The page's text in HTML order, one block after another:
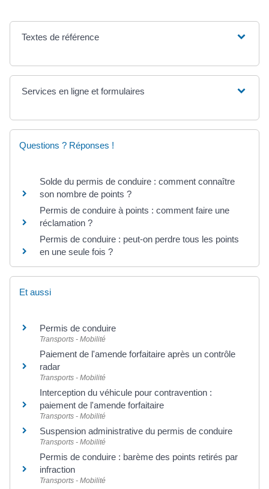
Textes de référence
Services en ligne et formulaires
Questions ? Réponses !
Solde du permis de conduire : comment connaître
son nombre de points ?
Permis de conduire à points : comment faire une
réclamation ?
Permis de conduire : peut-on perdre tous les points
en une seule fois ?
Et aussi
Permis de conduire
Transports - Mobilité
Paiement de l'amende forfaitaire après un contrôle
radar
Transports - Mobilité
Interception du véhicule pour contravention :
paiement de l'amende forfaitaire
Transports - Mobilité
Suspension administrative du permis de conduire
Transports - Mobilité
Permis de conduire : barème des points retirés par
infraction
Transports - Mobilité